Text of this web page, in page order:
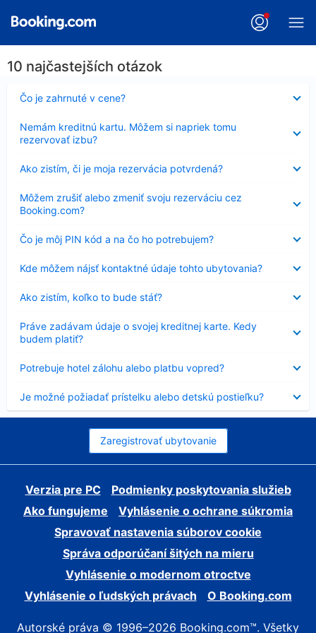
10 najčastejších otázok
Čo je zahrnuté v cene?
Nezobrazuje
sa
Nemám kreditnú kartu. Môžem si napriek tomu
rezervovať izbu?
sa
Ako zistím, či je moja rezervácia potvrdená?
sa
Môžem zrušiť alebo zmeniť svoju rezerváciu cez
Booking.com?
sa
Čo je môj PIN kód a na čo ho potrebujem?
Nezobrazuje
sa
Kde môžem nájsť kontaktné údaje tohto ubytovania?
sa
Ako zistím, koľko to bude stáť?
sa
Práve zadávam údaje o svojej kreditnej karte. Kedy
budem platiť?
sa
Potrebuje hotel zálohu alebo platbu vopred?
sa
Je možné požiadať prístelku alebo detskú postieľku?
sa
Zaregistrovať ubytovanie
Verzia pre PC
Podmienky poskytovania služieb
Ako fungujeme
Vyhlásenie o ochrane súkromia
Spravovať nastavenia súborov cookie
Správa odporúčaní šitých na mieru
Vyhlásenie o modernom otroctve
Vyhlásenie o ľudských právach
O Booking.com
Autorské práva © 1996–2026 Booking.com™. Všetky